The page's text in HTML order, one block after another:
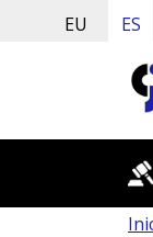
EU ES